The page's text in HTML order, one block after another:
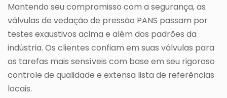
Mantendo seu compromisso com a segurança, as
válvulas de vedação de pressão PANS passam por
testes exaustivos acima e além dos padrões da
indústria. Os clientes confiam em suas válvulas para
as tarefas mais sensíveis com base em seu rigoroso
controle de qualidade e extensa lista de referências
locais.